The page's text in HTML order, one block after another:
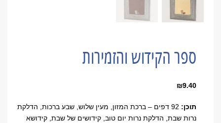
ספר הקידוש והזמירות
₪9.40
תוכן: 92 דפים –
ברכת המזון, מעין שלוש, שבע ברכות, הדלקת
נרות שבת, הדלקת נרות יום טוב, קידושים של שבת, קידושא